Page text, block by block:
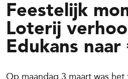
Feestelijk
Loterij
Edukans naar
Op maandag 3 maart was